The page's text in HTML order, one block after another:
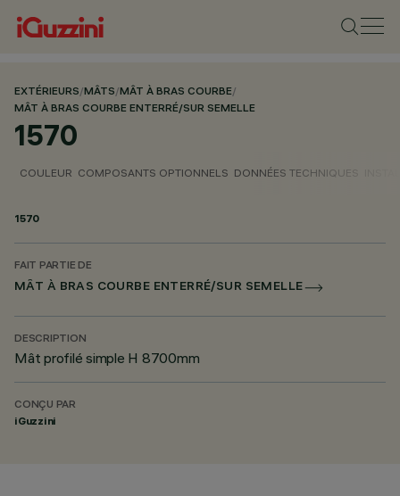
EXTÉRIEURS/MÂTS/MÂT À BRAS COURBE/
MÂT À BRAS COURBE ENTERRÉ/SUR SEMELLE
1570
COULEUR COMPOSANTS OPTIONNELS DONNÉES TECHNIQUES
1570
FAIT PARTIE DE
MÂT À BRAS COURBE ENTERRÉ/SUR SEMELLE
DESCRIPTION
Mât profilé simple H 8700mm
CONÇU PAR
iGuzzini